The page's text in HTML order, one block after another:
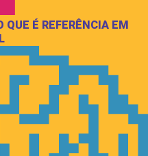
QUE É REFERÊNCIA EM